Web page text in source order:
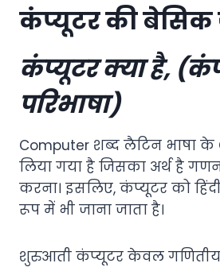
कंप्यूटर की बेसिक
कंप्यूटर क्या है,
परिभाषा)
Computer शब्द लैटिन भाषा
लिया गया है जिसका अर्थ है
करना। इसलिए, कंप्यूटर को
रूप में भी जाना जाता है।
शुरुआती कंप्यूटर केवल गणितीय